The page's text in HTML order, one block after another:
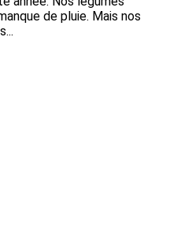
de pluie. Mais nos